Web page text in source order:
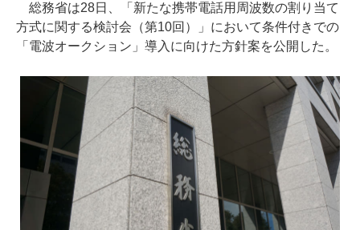
総務省は28日、「新たな携帯電話用周波数の割り当て
方式に関する検討会（第10回）」において条件付きでの
「電波オークション」導入に向けた方針案を公開した。